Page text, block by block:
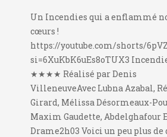
Un Incendies qui a enflammé
cœurs !
https://youtube.com/shorts/
si=6XuKbK6uEs8oTUX3
★★★★ Réalisé par Denis
VilleneuveAvec Lubna Azabal,
Girard, Mélissa Désormeaux-
Maxim Gaudette, Abdelghafour
Drame2h03 Voici un peu plus de